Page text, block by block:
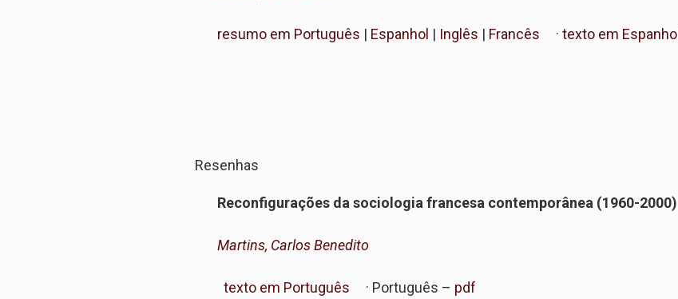
resumo em Português | Espanhol | Inglês | Francês · texto em Espanhol
Resenhas
Reconfigurações da sociologia francesa contemporânea (1960-2000)
Martins, Carlos Benedito
texto em Português · Português – pdf